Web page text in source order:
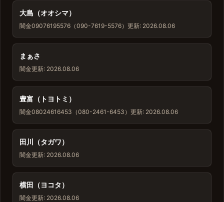
大島（オオシマ）
闇金09076195576（090-7619-5576） 更新: 2026.08.06
まぁさ
闇金更新: 2026.08.06
豊富（トヨトミ）
闇金08024616453（080-2461-6453） 更新: 2026.08.06
田川（タガワ）
闇金更新: 2026.08.06
横田（ヨコタ）
闇金更新: 2026.08.06